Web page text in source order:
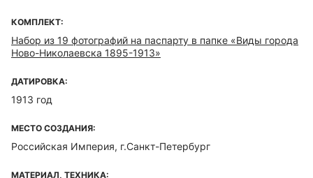
КОМПЛЕКТ:
Набор из 19 фотографий на паспарту в папке «Виды города
Ново-Николаевска 1895-1913»
ДАТИРОВКА:
1913 год
МЕСТО СОЗДАНИЯ:
Российская Империя, г.Санкт-Петербург
МАТЕРИАЛ, ТЕХНИКА: